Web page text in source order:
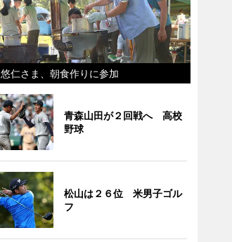
悠仁さま、朝食作りに参加
青森山田が２回戦へ 高校
野球
松山は２６位 米男子ゴル
フ